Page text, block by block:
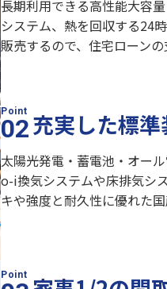
長期利用できる高性能大容
システム、熱を回収する24
販売するので、住宅ローン
充実した標
太陽光発電・蓄電池・オー
o-i換気システムや床排気シ
キや強度と耐久性に優れた